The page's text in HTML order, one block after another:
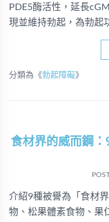
PDE5酶活性，延長
現並維持勃起，為勃起
分類為《勃起障礙》
食材界的威而鋼
介紹9種被譽為「食材
物、松果體素食物、果